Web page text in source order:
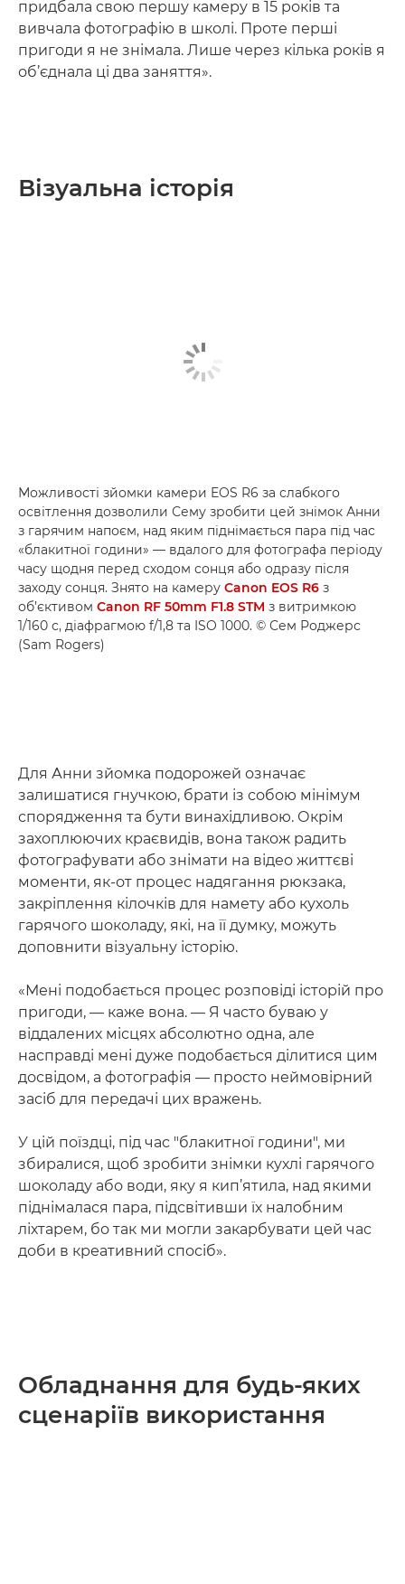
придбала свою першу камеру в 15 років та
вивчала фотографію в школі. Проте перші
пригоди я не знімала. Лише через кілька років я
об’єднала ці два заняття».
Візуальна історія
Можливості зйомки камери EOS R6 за слабкого
освітлення дозволили Сему зробити цей знімок Анни
з гарячим напоєм, над яким піднімається пара під час
«блакитної години» — вдалого для фотографа періоду
часу щодня перед сходом сонця або одразу після
заходу сонця. Знято на камеру Canon EOS R6 з
об’єктивом Canon RF 50mm F1.8 STM з витримкою
1/160 с, діафрагмою f/1,8 та ISO 1000. © Сем Роджерс
(Sam Rogers)
Для Анни зйомка подорожей означає
залишатися гнучкою, брати із собою мінімум
спорядження та бути винахідливою. Окрім
захоплюючих краєвидів, вона також радить
фотографувати або знімати на відео життєві
моменти, як-от процес надягання рюкзака,
закріплення кілочків для намету або кухоль
гарячого шоколаду, які, на її думку, можуть
доповнити візуальну історію.
«Мені подобається процес розповіді історій про
пригоди, — каже вона. — Я часто буваю у
віддалених місцях абсолютно одна, але
насправді мені дуже подобається ділитися цим
досвідом, а фотографія — просто неймовірний
засіб для передачі цих вражень.
У цій поїздці, під час "блакитної години", ми
збиралися, щоб зробити знімки кухлі гарячого
шоколаду або води, яку я кип’ятила, над якими
піднімалася пара, підсвітивши їх налобним
ліхтарем, бо так ми могли закарбувати цей час
доби в креативний спосіб».
Обладнання для будь-яких
сценаріїв використання